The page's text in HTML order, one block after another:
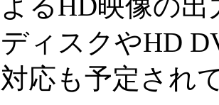
ディスクやHD
対応も予定され